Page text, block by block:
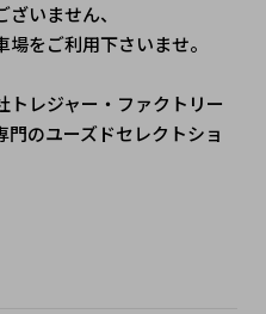
いません、
をご利用下さいませ。
レジャー・ファクトリー
のユーズドセレクトショ